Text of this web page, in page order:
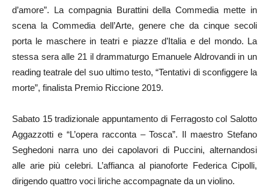
d’amore”. La compagnia Burattini della Commedia mette in
scena la Commedia dell’Arte, genere che da cinque secoli
porta le maschere in teatri e piazze d’Italia e del mondo. La
stessa sera alle 21 il drammaturgo Emanuele Aldrovandi in un
reading teatrale del suo ultimo testo, “Tentativi di sconfiggere la
morte”, finalista Premio Riccione 2019.
Sabato 15 tradizionale appuntamento di Ferragosto col Salotto
Aggazzotti e “L’opera racconta – Tosca”. Il maestro Stefano
Seghedoni narra uno dei capolavori di Puccini, alternandosi
alle arie più celebri. L’affianca al pianoforte Federica Cipolli,
dirigendo quattro voci liriche accompagnate da un violino.